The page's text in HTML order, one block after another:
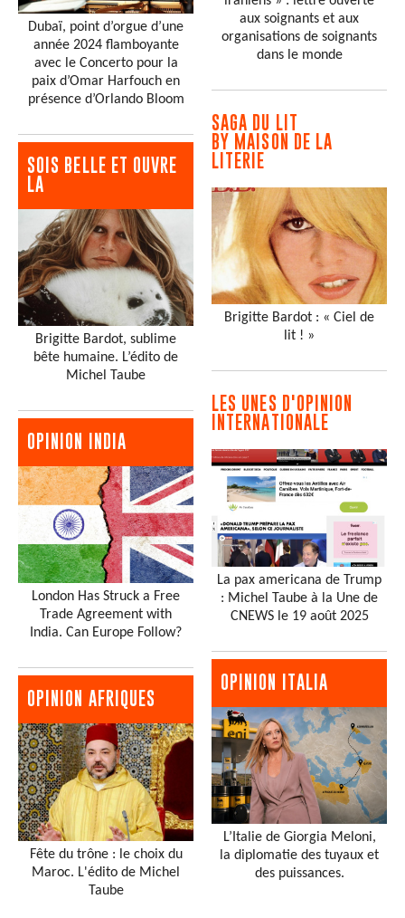
Dubaï, point d’orgue d’une
année 2024 flamboyante
avec le Concerto pour la
paix d’Omar Harfouch en
présence d’Orlando Bloom
SOIS BELLE ET OUVRE
LA
Brigitte Bardot, sublime
bête humaine. L’édito de
Michel Taube
OPINION INDIA
London Has Struck a Free
Trade Agreement with
India. Can Europe Follow?
OPINION AFRIQUES
Fête du trône : le choix du
Maroc. L'édito de Michel
Taube
aux soignants et aux
organisations de soignants
dans le monde
SAGA DU LIT
BY MAISON DE LA
LITERIE
Brigitte Bardot : « Ciel de
lit ! »
LES UNES D'OPINION
INTERNATIONALE
La pax americana de Trump
: Michel Taube à la Une de
CNEWS le 19 août 2025
OPINION ITALIA
L’Italie de Giorgia Meloni,
la diplomatie des tuyaux et
des puissances.